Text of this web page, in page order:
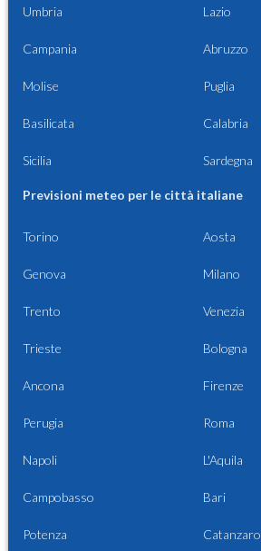
Umbria Lazio
Campania Abruzzo
Molise Puglia
Basilicata Calabria
Sicilia Sardegna
Previsioni meteo per le città italiane
Torino Aosta
Genova Milano
Trento Venezia
Trieste Bologna
Ancona Firenze
Perugia Roma
Napoli L'Aquila
Campobasso Bari
Potenza Catanzaro